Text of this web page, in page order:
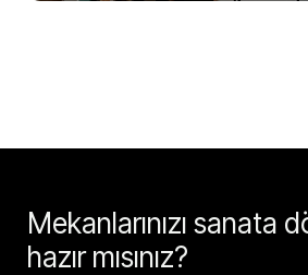
Mekanlarınızı sanata
hazır mısınız?